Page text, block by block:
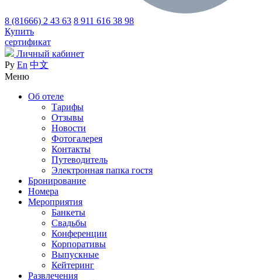
8 (81666) 2 43 63 8 911 616 38 98
Купить
сертификат
Личный кабинет
Ру En 中文
Меню
Об отеле
Тарифы
Отзывы
Новости
Фотогалерея
Контакты
Путеводитель
Электронная папка гостя
Бронирование
Номера
Мероприятия
Банкеты
Свадьбы
Конференции
Корпоративы
Выпускные
Кейтеринг
Развлечения